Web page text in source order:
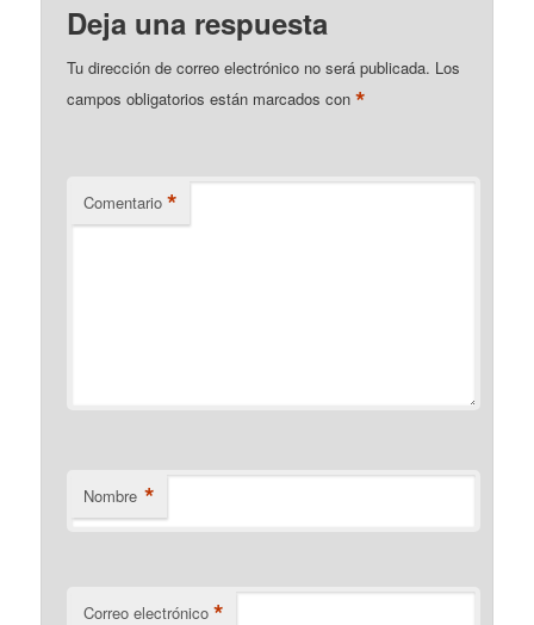
Deja una respuesta
Tu dirección de correo electrónico no será publicada. Los
campos obligatorios están marcados con*
Comentario *
Nombre *
Correo electrónico *